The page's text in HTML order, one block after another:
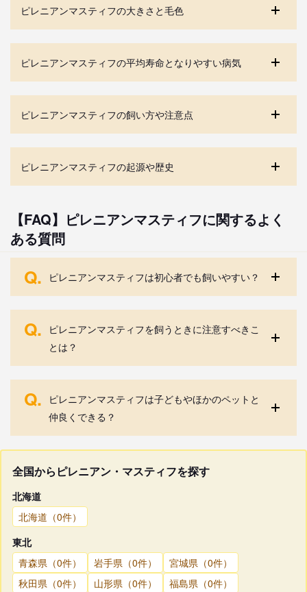
ピレニアンマスティフの大きさと毛色
ピレニアンマスティフの平均寿命となりやすい病気
ピレニアンマスティフの飼い方や注意点
ピレニアンマスティフの起源や歴史
【FAQ】ピレニアンマスティフに関するよく
ある質問
Q. ピレニアンマスティフは初心者でも飼いやすい？
Q.
ピレニアンマスティフを飼うときに注意すべきこ
とは？
Q.
ピレニアンマスティフは子どもやほかのペットと
仲良くできる？
全国からピレニアン・マスティフを探す
北海道
北海道（0件）
東北
青森県（0件）
岩手県（0件）
宮城県（0件）
秋田県（0件）
山形県（0件） 福島県（0件）